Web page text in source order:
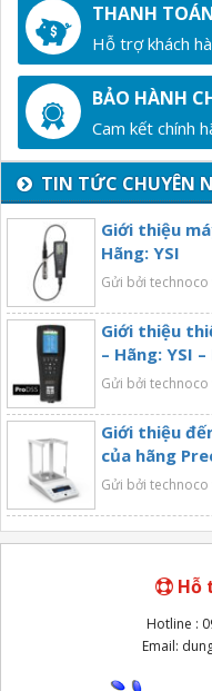
THANH
Hỗ trợ khách
BẢO HÀNH
Cam kết chính
TIN TỨC CHUYÊN
Giới thiệu
Hãng: YSI
Gửi bởi technoco
Giới thiệu
– Hãng: YSI
Gửi bởi technoco
Giới thiệu
của hãng
Gửi bởi technoco
Hỗ
Hotline :
Email: